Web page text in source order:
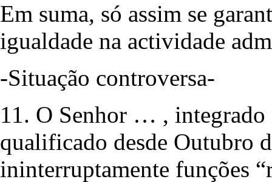
Em suma, só assim se
igualdade na actividade
-Situação controversa-
11. O Senhor … , integrado
qualificado desde Outubro
ininterruptamente funções